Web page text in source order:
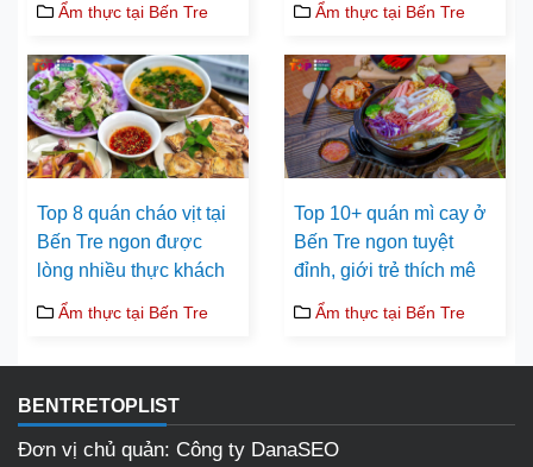
Ẩm thực tại Bến Tre Ẩm thực tại Bến Tre
Top 8 quán cháo vịt tại
Bến Tre ngon được
lòng nhiều thực khách
Ẩm thực tại Bến Tre
Top 10+ quán mì cay ở
Bến Tre ngon tuyệt
đỉnh, giới trẻ thích mê
Ẩm thực tại Bến Tre
BENTRETOPLIST
Đơn vị chủ quản: Công ty DanaSEO